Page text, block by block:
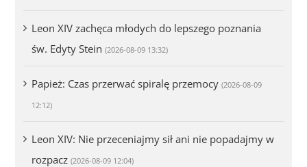
Leon XIV zachęca młodych do lepszego poznania
św. Edyty Stein (2026-08-09 13:32)
Papież: Czas przerwać spiralę przemocy (2026-08-09
12:12)
Leon XIV: Nie przeceniajmy sił ani nie popadajmy w
rozpacz (2026-08-09 12:04)